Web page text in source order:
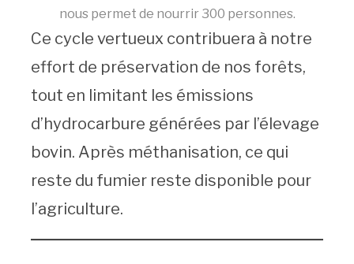
nous permet de nourrir 300 personnes.
Ce cycle vertueux contribuera à notre
effort de préservation de nos forêts,
tout en limitant les émissions
d’hydrocarbure générées par l’élevage
bovin. Après méthanisation, ce qui
reste du fumier reste disponible pour
l’agriculture.